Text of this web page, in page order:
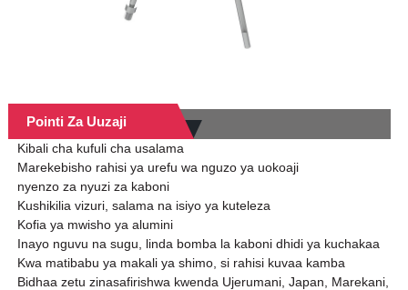
Pointi Za Uuzaji
Kibali cha kufuli cha usalama
Marekebisho rahisi ya urefu wa nguzo ya uokoaji
nyenzo za nyuzi za kaboni
Kushikilia vizuri, salama na isiyo ya kuteleza
Kofia ya mwisho ya alumini
Inayo nguvu na sugu, linda bomba la kaboni dhidi ya kuchakaa
Kwa matibabu ya makali ya shimo, si rahisi kuvaa kamba
Bidhaa zetu zinasafirishwa kwenda Ujerumani, Japan, Marekani,